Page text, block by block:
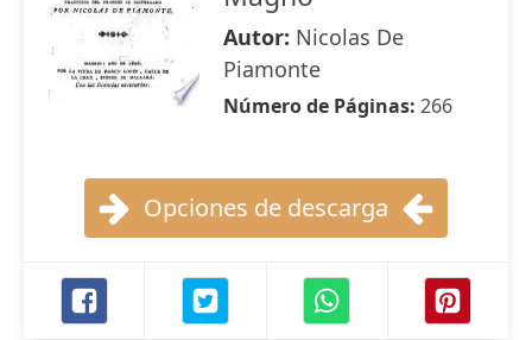
Autor: Nicolas De
Piamonte
Número de Páginas: 266
Opciones de descarga